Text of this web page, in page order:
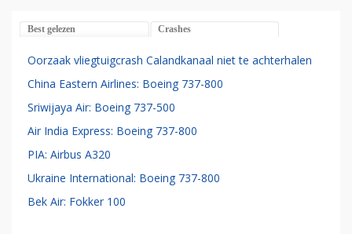
Best gelezen Crashes
Oorzaak vliegtuigcrash Calandkanaal niet te achterhalen
China Eastern Airlines: Boeing 737-800
Sriwijaya Air: Boeing 737-500
Air India Express: Boeing 737-800
PIA: Airbus A320
Ukraine International: Boeing 737-800
Bek Air: Fokker 100